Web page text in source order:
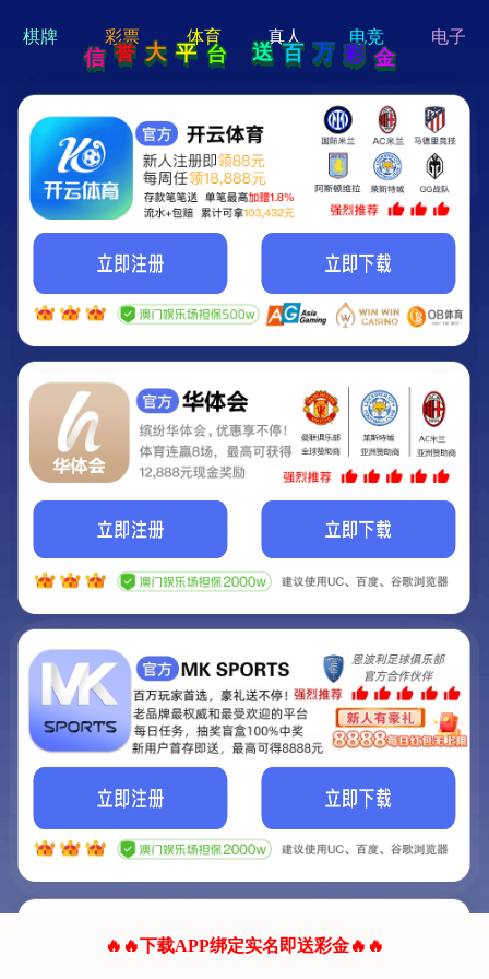
hi 💗
Hey Guys!
我们即将上线啦...
我们的网站正在建设.
它将是非常棒的网站.
联系我们!